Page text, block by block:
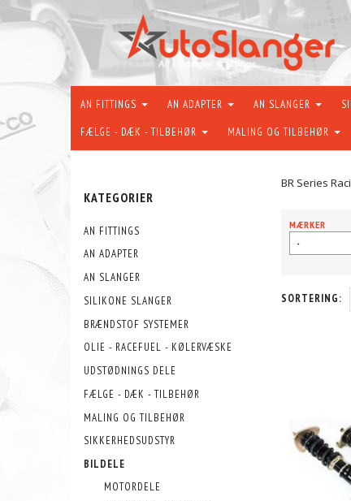
AN FITTINGS AN ADAPTER AN SLANGER
FÆLGE - DÆK - TILBEHØR MALING OG TILBEHØR
KATEGORIER
AN FITTINGS
AN ADAPTER
AN SLANGER
SILIKONE SLANGER
BRÆNDSTOF SYSTEMER
OLIE - RACEFUEL - KØLERVÆSKE
UDSTØDNINGS DELE
FÆLGE - DÆK - TILBEHØR
MALING OG TILBEHØR
SIKKERHEDSUDSTYR
BILDELE
MOTORDELE
BR Series
MÆRKER
-
SORTERING: